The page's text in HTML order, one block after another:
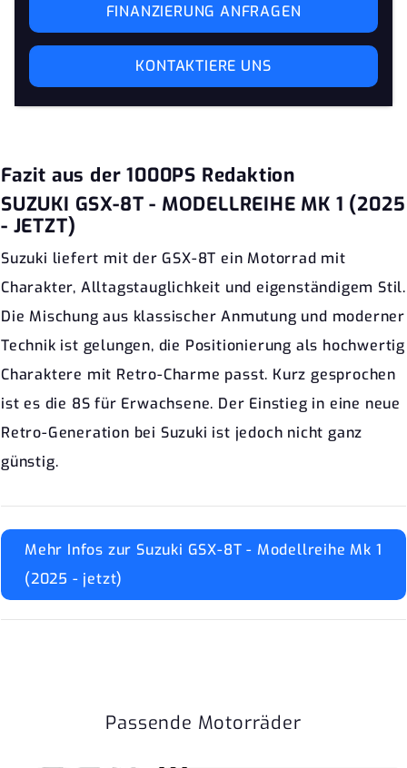
FINANZIERUNG ANFRAGEN
KONTAKTIERE UNS
Fazit aus der 1000PS Redaktion
SUZUKI GSX-8T - MODELLREIHE MK 1 (2025
- JETZT)
Suzuki liefert mit der GSX-8T ein Motorrad mit
Charakter, Alltagstauglichkeit und eigenständigem Stil.
Die Mischung aus klassischer Anmutung und moderner
Technik ist gelungen, die Positionierung als hochwertig
Charaktere mit Retro-Charme passt. Kurz gesprochen
ist es die 8S für Erwachsene. Der Einstieg in eine neue
Retro-Generation bei Suzuki ist jedoch nicht ganz
günstig.
Mehr Infos zur Suzuki GSX-8T - Modellreihe Mk 1
(2025 - jetzt)
Passende Motorräder